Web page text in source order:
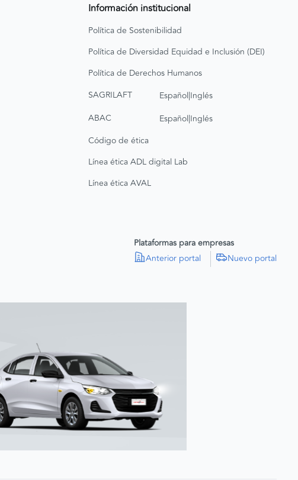
Información institucional
Política de Sostenibilidad
Política de Diversidad Equidad e Inclusión (DEI)
Política de Derechos Humanos
SAGRILAFT
Español|Inglés
ABAC
Español|Inglés
Código de ética
Línea ética ADL digital Lab
Línea ética AVAL
Plataformas para empresas
Anterior portal
Nuevo portal